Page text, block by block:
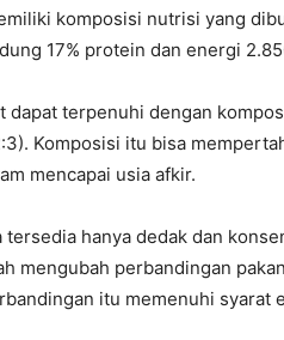
komposisi nutrisi yang
17% protein dan energi
dapat terpenuhi dengan
Komposisi itu bisa
mencapai usia afkir.
tersedia hanya dedak dan
mengubah perbandingan
itu memenuhi syarat